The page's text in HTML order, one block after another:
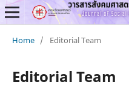
Home / Editorial Team
Editorial Team